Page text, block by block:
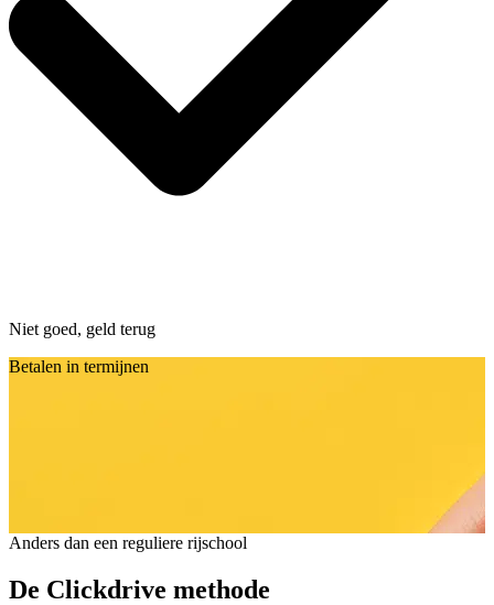
Niet goed, geld terug
Betalen in termijnen
Anders dan een reguliere rijschool
De Clickdrive methode